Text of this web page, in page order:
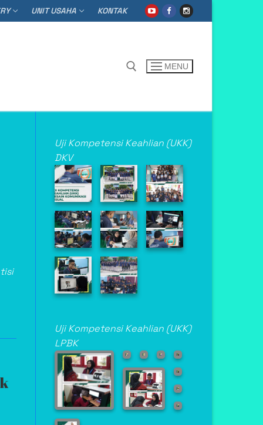
UNIT USAHA KONTAK
for:
MENU
Uji Kompetensi Keahlian (UKK)
DKV
Uji Kompetensi Keahlian (UKK)
LPBK